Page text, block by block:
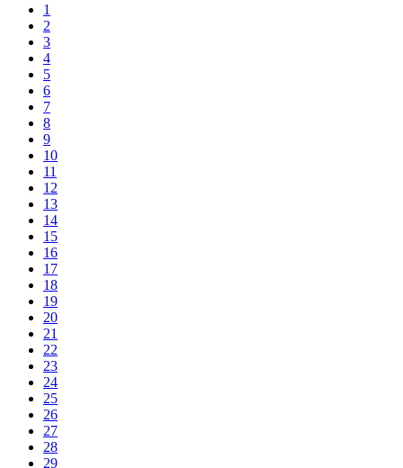
1
2
3
4
5
6
7
8
9
10
11
12
13
14
15
16
17
18
19
20
21
22
23
24
25
26
27
28
29